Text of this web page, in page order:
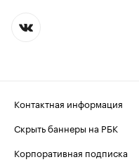
Контактная информация
Скрыть баннеры на РБК
Корпоративная подписка